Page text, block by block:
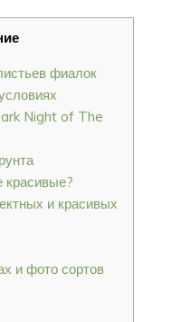
фиалок
Night of The
красивые?
и красивых
и фото сортов